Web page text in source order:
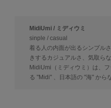
MidiUmi / ミディウミ
sinple / casual
着る人の内面が出るシンプル
きするカジュアルさ、気取ら
MidiUmi（ミディウミ）は、
る "Midi" 、日本語の "海" から